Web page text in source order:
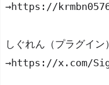
→https://
しぐれん（プラグイン）
→https://x.com/